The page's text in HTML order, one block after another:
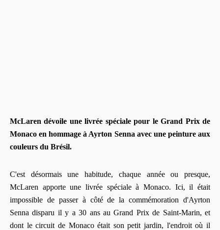
McLaren dévoile une livrée spéciale pour le Grand Prix de
Monaco en hommage à Ayrton Senna avec une peinture aux
couleurs du Brésil.
C'est désormais une habitude, chaque année ou presque,
McLaren apporte une livrée spéciale à Monaco. Ici, il était
impossible de passer à côté de la commémoration d'Ayrton
Senna disparu il y a 30 ans au Grand Prix de Saint-Marin, et
dont le circuit de Monaco était son petit jardin, l'endroit où il